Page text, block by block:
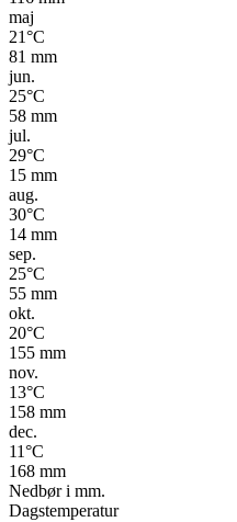
maj
21°C
81 mm
jun.
25°C
58 mm
jul.
29°C
15 mm
aug.
30°C
14 mm
sep.
25°C
55 mm
okt.
20°C
155 mm
nov.
13°C
158 mm
dec.
11°C
168 mm
Nedbør i mm.
Dagstemperatur